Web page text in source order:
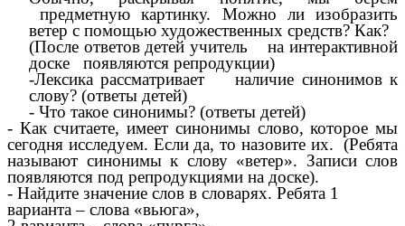
предметную картинку. Можно ли изобразить
ветер с помощью художественных средств? Как?
(После ответов детей учитель на интерактивной
доске появляются репродукции)
-Лексика рассматривает наличие синонимов к
слову? (ответы детей)
- Что такое синонимы? (ответы детей)
- Как считаете, имеет синонимы слово, которое мы
сегодня исследуем. Если да, то назовите их. (Ребята
называют синонимы к слову «ветер». Записи слов
появляются под репродукциями на доске).
- Найдите значение слов в словарях. Ребята 1
варианта – слова «вьюга»,